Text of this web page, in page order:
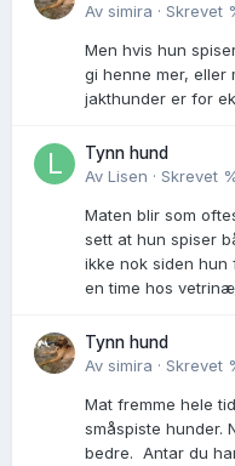
Av simira · Skrevet
Men hvis hun
gi henne mer, eller
jakthunder er for
Tynn hund
Av Lisen · Skrevet
Maten blir som
sett at hun spiser
ikke nok siden hun
en time hos
Tynn hund
Av simira · Skrevet
Mat fremme hele
småspiste hunder.
bedre. Antar du